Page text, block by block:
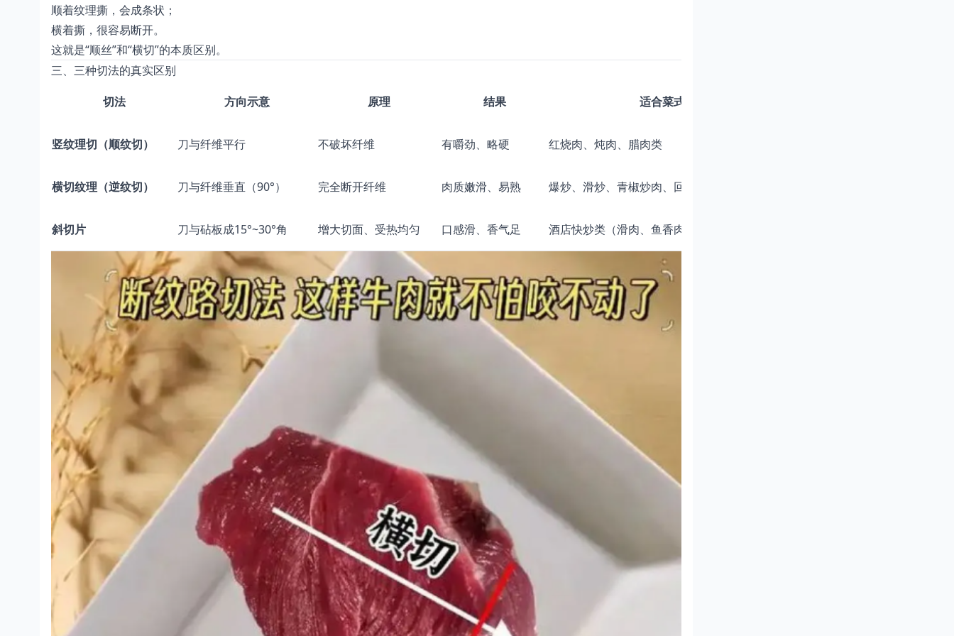
顺着纹理撕，会成条状；
横着撕，很容易断开。
这就是“顺丝”和“横切”的本质区别。
三、三种切法的真实区别
切法
方向示意 原理 结果 适合菜式
竖纹理切（顺纹切） 刀与纤维平行 不破坏纤维 有嚼劲、略硬 红烧肉、炖肉、腊肉类
横切纹理（逆纹切） 刀与纤维垂直（90°） 完全断开纤维 肉质嫩滑、易熟 爆炒、滑炒、青椒炒肉、回锅肉
斜切片 刀与砧板成15°~30°角 增大切面、受热均匀 口感滑、香气足 酒店快炒类（滑肉、鱼香肉丝等）